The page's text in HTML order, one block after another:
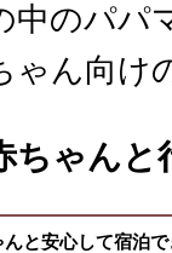
中のパパ
ゃん向け
ちゃんと
んと安心して宿泊